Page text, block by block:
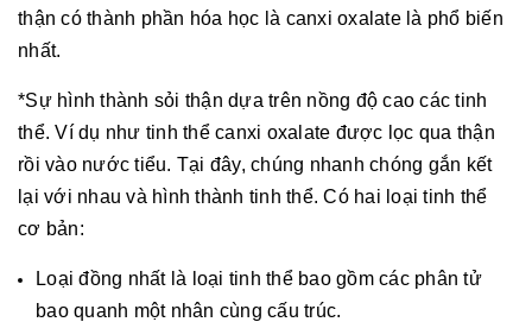
thận có thành phần hóa học là canxi oxalate là phổ biến
nhất.
*Sự hình thành sỏi thận dựa trên nồng độ cao các tinh
thể. Ví dụ như tinh thể canxi oxalate được lọc qua thận
rồi vào nước tiểu. Tại đây, chúng nhanh chóng gắn kết
lại với nhau và hình thành tinh thể. Có hai loại tinh thể
cơ bản:
Loại đồng nhất là loại tinh thể bao gồm các phân tử
bao quanh một nhân cùng cấu trúc.